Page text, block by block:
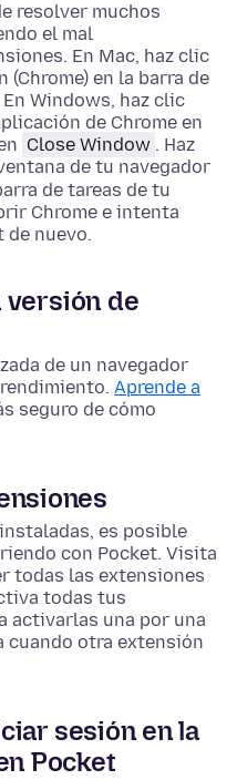
resolver muchos
el mal
En Mac, haz clic
(Chrome) en la barra de
En Windows, haz clic
de Chrome en
Close Window . Haz
de tu navegador
de tareas de tu
Chrome e intenta
de nuevo.
versión de
de un navegador
Aprende a
seguro de cómo
es posible
con Pocket. Visita
todas las extensiones
todas tus
activarlas una por una
cuando otra extensión
sesión en la
Pocket